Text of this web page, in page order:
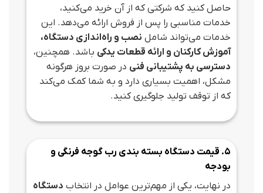
حاصل کنید که شرکتی که از آن خرید می‌کنید،
خدمات مناسبی را پس از فروش ارائه می‌دهد. این
خدمات می‌تواند شامل نصب و راه‌اندازی دستگاه،
آموزش کارکنان و ارائه قطعات یدکی باشد. همچنین،
دسترسی به پشتیبانی فنی در صورت بروز هرگونه
مشکل، اهمیت بسیاری دارد و به شما کمک می‌کند
که از توقف تولید جلوگیری کنید.
5. قیمت دستگاه بسته بندی رب گوجه فرنگی و
بودجه
در نهایت، یکی از مهم‌ترین عوامل در انتخاب دستگاه